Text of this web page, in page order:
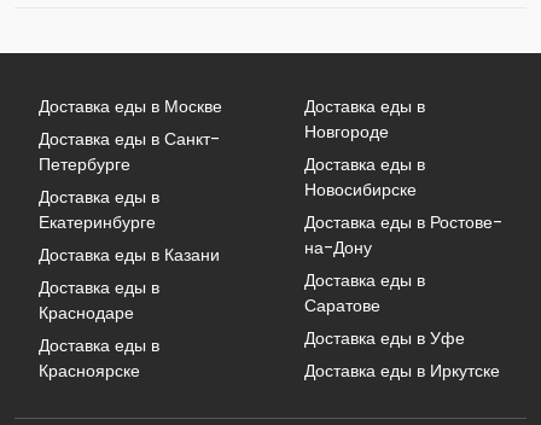
Доставка еды в Москве
Доставка еды в Санкт-
Петербурге
Доставка еды в
Екатеринбурге
Доставка еды в Казани
Доставка еды в
Краснодаре
Доставка еды в
Красноярске
Доставка еды в
Новгороде
Доставка еды в
Новосибирске
Доставка еды в Ростове-
на-Дону
Доставка еды в
Саратове
Доставка еды в Уфе
Доставка еды в Иркутске